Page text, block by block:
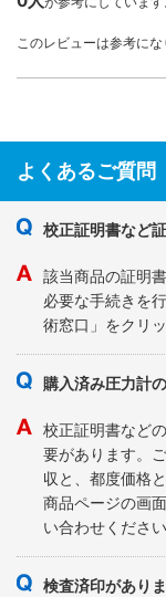
このレビューは参考にな
よくあるご質問
校正証明書など
該当商品の証明
必要な手続きを
術窓口」をクリ
購入済み圧力計
校正証明書など
要があります。
収と、都度価格
商品ページの画
い合わせくださ
検査済印がありま